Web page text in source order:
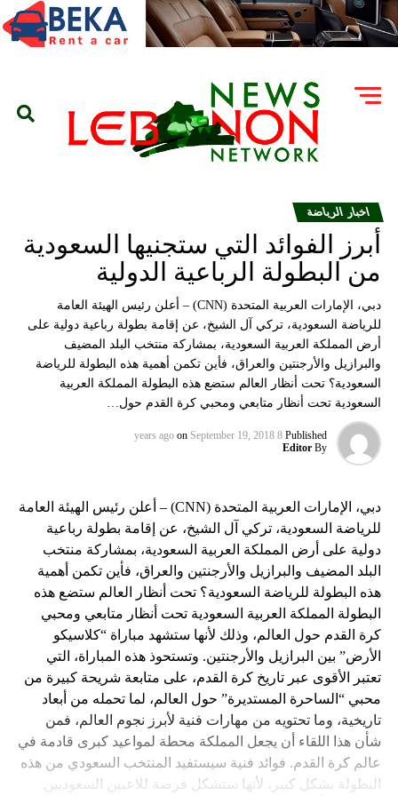
اخبار الرياضة
أبرز الفوائد التي ستجنيها السعودية
من البطولة الرباعية الدولية
دبي، الإمارات العربية المتحدة (CNN) – أعلن رئيس الهيئة العامة
للرياضة السعودية، تركي آل الشيخ، عن إقامة بطولة رباعية دولية على
أرض المملكة العربية السعودية، بمشاركة منتخب البلد المضيف
والبرازيل والأرجنتين والعراق، فأين تكمن أهمية هذه البطولة للرياضة
السعودية؟ تحت أنظار العالم ستضع هذه البطولة المملكة العربية
السعودية تحت أنظار متابعي ومحبي كرة القدم حول…
Published
8 years ago
on September 19, 2018
By
Editor
دبي، الإمارات العربية المتحدة (CNN) – أعلن رئيس الهيئة العامة
للرياضة السعودية، تركي آل الشيخ، عن إقامة بطولة رباعية
دولية على أرض المملكة العربية السعودية، بمشاركة منتخب
البلد المضيف والبرازيل والأرجنتين والعراق، فأين تكمن أهمية
هذه البطولة للرياضة السعودية؟ تحت أنظار العالم ستضع هذه
البطولة المملكة العربية السعودية تحت أنظار متابعي ومحبي
كرة القدم حول العالم، وذلك لأنها ستشهد مباراة “كلاسيكو
الأرض” بين البرازيل والأرجنتين. وتستحوذ هذه المباراة، التي
تعتبر الأقوى عبر تاريخ كرة القدم، على متابعة شريحة كبيرة من
محبي “الساحرة المستديرة” حول العالم، لما تحمله من أبعاد
تاريخية، وما تحتويه من مهارات فنية لأبرز نجوم العالم، فمن
شأن هذا اللقاء أن يجعل المملكة محطة لمواعيد كبرى قادمة في
عالم كرة القدم. فوائد فنية سيستفيد المنتخب السعودي من هذه
البطولة بشكل كبير، لأنها ستشكل فرصة للاعبين السعوديين